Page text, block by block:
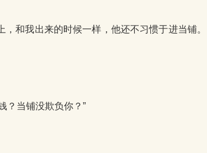
我出来的时候一样，他还不习惯于进当铺。
当铺没欺负你？”